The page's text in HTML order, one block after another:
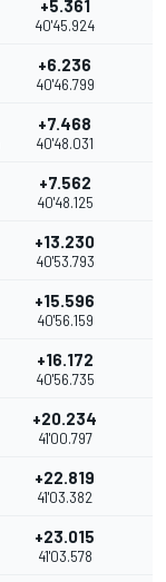
+5.361
40'45.924
+6.236
40'46.799
+7.468
40'48.031
+7.562
40'48.125
+13.230
40'53.793
+15.596
40'56.159
+16.172
40'56.735
+20.234
41'00.797
+22.819
41'03.382
+23.015
41'03.578